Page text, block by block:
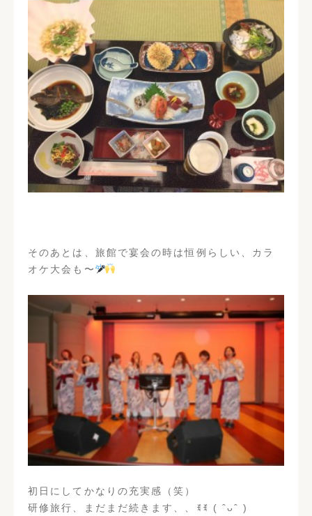
そのあとは、旅館で宴会の時は恒例らしい、カラ
オケ大会も〜
初日にしてかなりの充実感（笑）
研修旅行、まだまだ続きます、、ꉂꉂ ( ˆᴗˆ )